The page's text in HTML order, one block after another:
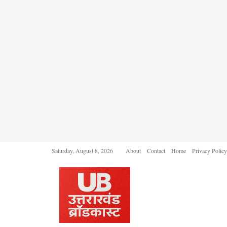
Saturday, August 8, 2026 About Contact Home Privacy Policy